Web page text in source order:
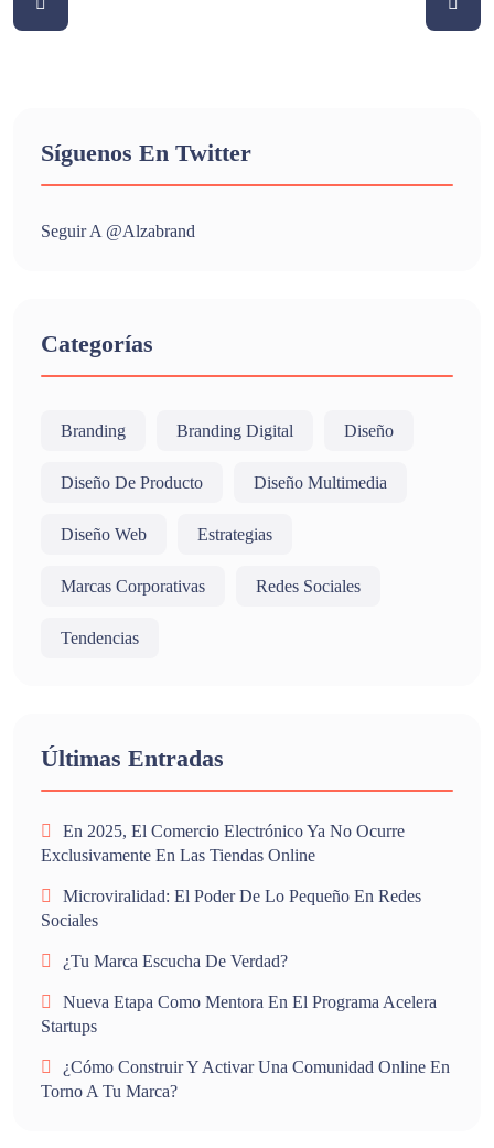
Síguenos En Twitter
Seguir A @alzabrand
Categorías
Branding Branding Digital Diseño
Diseño De Producto Diseño Multimedia
Diseño Web Estrategias
Marcas Corporativas Redes Sociales
Tendencias
Últimas Entradas
En 2025, El Comercio Electrónico Ya No Ocurre
Exclusivamente En Las Tiendas Online
Microviralidad: El Poder De Lo Pequeño En Redes
Sociales
¿Tu Marca Escucha De Verdad?
Nueva Etapa Como Mentora En El Programa Acelera
Startups
¿Cómo Construir Y Activar Una Comunidad Online En
Torno A Tu Marca?